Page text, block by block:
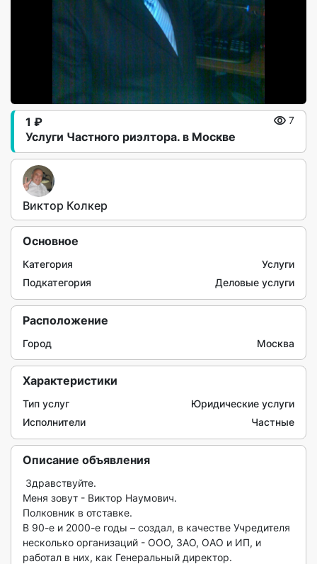
Услуги Частного риэлтора. в Москве
1 ₽ 7
Виктор Колкер
Основное
Категория
Услуги
Подкатегория
Деловые услуги
Расположение
Город Москва
Характеристики
Тип услуг
Юридические услуги
Исполнители
Частные
Описание объявления
Меня зовут - Виктор Наумович.
Полковник в отставке.
В 90-е и 2000-е годы – создал, в качестве Учредителя
несколько организаций - ООО, ЗАО, ОАО и ИП, и
работал в них, как Генеральный директор.